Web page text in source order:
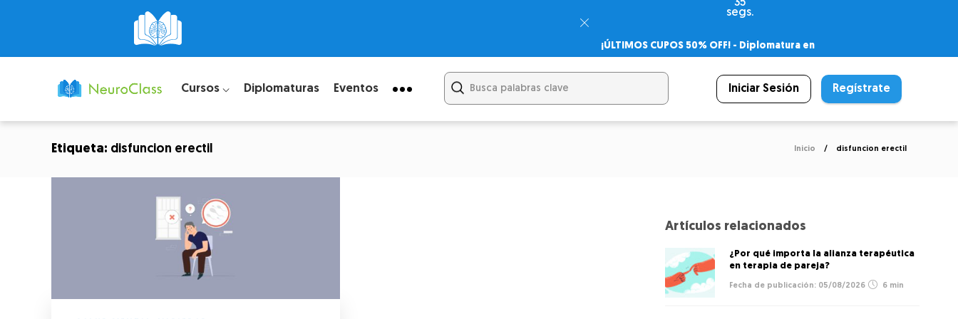
35
segs.
¡ÚLTIMOS CUPOS 50% OFF! - Diplomatura en
– Certificado Universitario
Cursos ⌵ Diplomaturas Eventos Iniciar Sesión Regístrate
Etiqueta: disfuncion erectil Inicio disfuncion erectil
Artículos relacionados
¿Por qué importa la alianza terapéutica
en terapia de pareja?
05/08/2026 6 min